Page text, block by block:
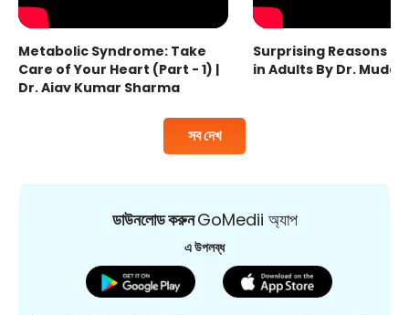
সব দেখ
Metabolic Syndrome: Take
Care of Your Heart (Part - 1) |
Dr. Ajay Kumar Sharma
Surprising Reasons
in Adults By Dr.
ডাউনলোড করুনGoMedii অ্যাপ
এ উপলব্ধ